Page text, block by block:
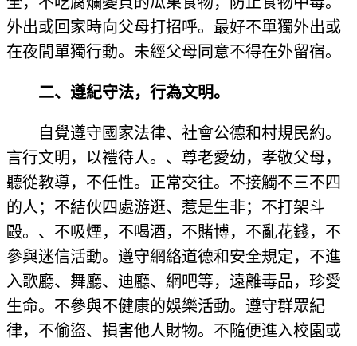
外出或回家時向父母打招呼。最好不單獨外出或
在夜間單獨行動。未經父母同意不得在外留宿。
二、遵紀守法，行為文明。
自覺遵守國家法律、社會公德和村規民約。
言行文明，以禮待人。、尊老愛幼，孝敬父母，
聽從教導，不任性。正常交往。不接觸不三不四
的人；不結伙四處游逛、惹是生非；不打架斗
毆。、不吸煙，不喝酒，不賭博，不亂花錢，不
參與迷信活動。遵守網絡道德和安全規定，不進
入歌廳、舞廳、迪廳、網吧等，遠離毒品，珍愛
生命。不參與不健康的娛樂活動。遵守群眾紀
律，不偷盜、損害他人財物。不隨便進入校園或